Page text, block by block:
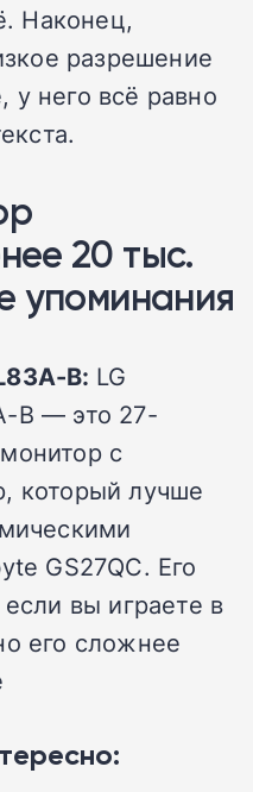
Наконец,
разрешение
у него всё равно
20 тыс.
упоминания
B: LG
B — это 27-
с
который лучше
GS27QC. Его
вы играете в
его сложнее